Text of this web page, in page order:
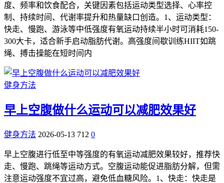
度、频率和饮食配合，关键因素包括运动类型选择、心率控
制、持续时间、代谢率提升和热量缺口创造。1、运动类型：
快走、慢跑、游泳等中低强度有氧运动持续半小时可消耗150-
300大卡，适合新手启动脂肪代谢。高强度间歇训练HIIT如跳
绳、搏击操能在短时间内
健身方法
早上空腹做什么运动可以减肥效果好
健身方法 2026-05-13 712 0
早上空腹进行低至中等强度的有氧运动减肥效果较好，推荐快
走、慢跑、跳绳等运动方式。空腹运动能促进脂肪分解，但需
注意运动强度不宜过高，避免低血糖风险。1、快走：快走是